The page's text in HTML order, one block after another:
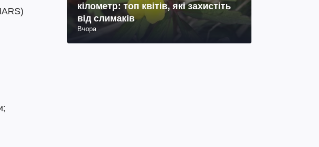
кілометр: топ квітів, які захистіть
від слимаків
Вчора